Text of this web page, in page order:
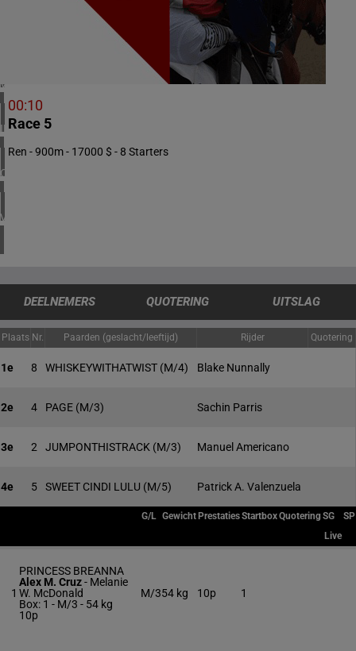
VERENIGD KONINKRIJK
4 meeting(s)
IERLAND
1 meeting(s)
CHILI
1 meeting(s)
VERENIGDE STATEN
4 meeting(s)
00:10
Race 5
Ren - 900m - 17000 $ - 8 Starters
DEELNEMERS QUOTERING UITSLAG
Plaats Nr. Paarden (geslacht/leeftijd) Rijder Quotering
1e 8 WHISKEYWITHATWIST (M/4) Blake Nunnally
2e 4 PAGE (M/3) Sachin Parris
3e 2 JUMPONTHISTRACK (M/3) Manuel Americano
4e 5 SWEET CINDI LULU (M/5) Patrick A. Valenzuela
G/L Gewicht PrestatiesStartboxQuoteringSG
SP
Live
1
PRINCESS BREANNA
Alex M. Cruz- Melanie
W. McDonald
Box: 1 - M/3 - 54 kg
10p
M/354 kg 10p 1